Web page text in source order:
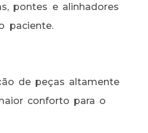
pontes e alinhadores
paciente.
de peças altamente
conforto para o